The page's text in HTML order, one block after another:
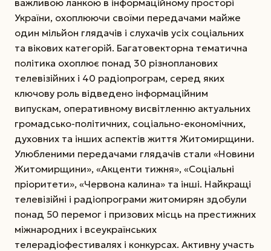
України, охоплюючи своїми передачами майже
один мільйон глядачів і слухачів усіх соціальних
та вікових категорій. Багатовекторна тематична
політика охоплює понад 30 різнопланових
телевізійних і 40 радіопрограм, серед яких
ключову роль відведено інформаційним
випускам, оперативному висвітленню актуальних
громадсько-політичних, соціально-економічних,
духовних та інших аспектів життя Житомирщини.
Улюбленими передачами глядачів стали «Новини
Житомирщини», «Акценти тижня», «Соціальні
пріоритети», «Червона калина» та інші. Найкращі
телевізійні і радіопрограми житомирян здобули
понад 50 перемог і призових місць на престижних
міжнародних і всеукраїнських
телерадіофестивалях і конкурсах. Активну участь